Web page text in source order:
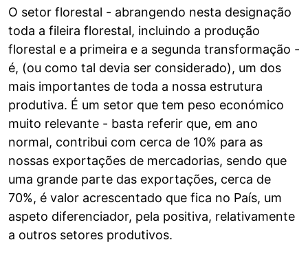
O setor florestal - abrangendo nesta designação
toda a fileira florestal, incluindo a produção
florestal e a primeira e a segunda transformação -
é, (ou como tal devia ser considerado), um dos
mais importantes de toda a nossa estrutura
produtiva. É um setor que tem peso económico
muito relevante - basta referir que, em ano
normal, contribui com cerca de 10% para as
nossas exportações de mercadorias, sendo que
uma grande parte das exportações, cerca de
70%, é valor acrescentado que fica no País, um
aspeto diferenciador, pela positiva, relativamente
a outros setores produtivos.